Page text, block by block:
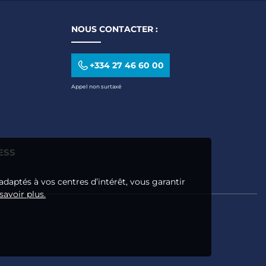
NOUS CONTACTER :
+334 27 46 60 00
Appel non surtaxé
à vos centres d’intérêt, vous garantir
plus.